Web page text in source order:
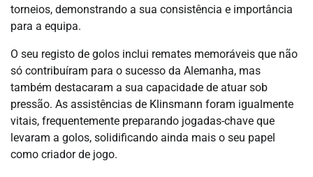
torneios, demonstrando a sua consistência e importância
para a equipa.
O seu registo de golos inclui remates memoráveis que não
só contribuíram para o sucesso da Alemanha, mas
também destacaram a sua capacidade de atuar sob
pressão. As assistências de Klinsmann foram igualmente
vitais, frequentemente preparando jogadas-chave que
levaram a golos, solidificando ainda mais o seu papel
como criador de jogo.